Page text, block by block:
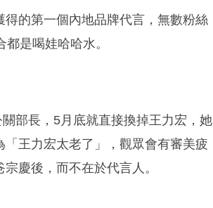
的第一個內地品牌代言，無數粉絲
是喝娃哈哈水。
部長，5月底就直接換掉王力宏，她
王力宏太老了」，觀眾會有審美疲
慶後，而不在於代言人。